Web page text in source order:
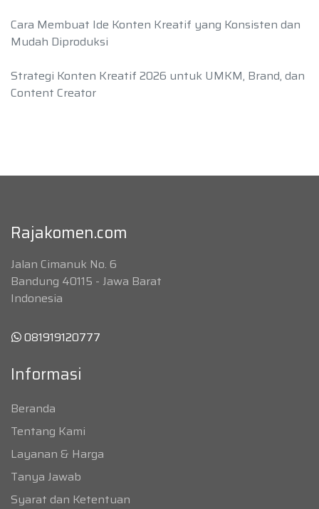
Cara Membuat Ide Konten Kreatif yang Konsisten dan
Mudah Diproduksi
Strategi Konten Kreatif 2026 untuk UMKM, Brand, dan
Content Creator
Rajakomen.com
Jalan Cimanuk No. 6
Bandung 40115 - Jawa Barat
Indonesia
081919120777
Informasi
Beranda
Tentang Kami
Layanan & Harga
Tanya Jawab
Syarat dan Ketentuan